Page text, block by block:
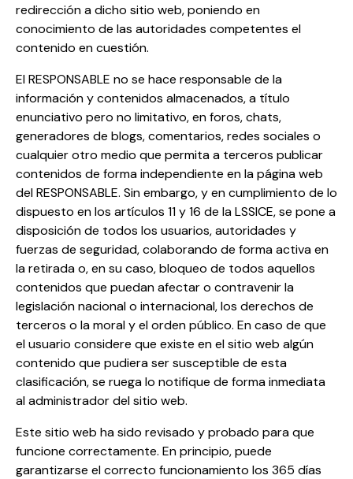
redirección a dicho sitio web, poniendo en
conocimiento de las autoridades competentes el
contenido en cuestión.
El RESPONSABLE no se hace responsable de la
información y contenidos almacenados, a título
enunciativo pero no limitativo, en foros, chats,
generadores de blogs, comentarios, redes sociales o
cualquier otro medio que permita a terceros publicar
contenidos de forma independiente en la página web
del RESPONSABLE. Sin embargo, y en cumplimiento de lo
dispuesto en los artículos 11 y 16 de la LSSICE, se pone a
disposición de todos los usuarios, autoridades y
fuerzas de seguridad, colaborando de forma activa en
la retirada o, en su caso, bloqueo de todos aquellos
contenidos que puedan afectar o contravenir la
legislación nacional o internacional, los derechos de
terceros o la moral y el orden público. En caso de que
el usuario considere que existe en el sitio web algún
contenido que pudiera ser susceptible de esta
clasificación, se ruega lo notifique de forma inmediata
al administrador del sitio web.
Este sitio web ha sido revisado y probado para que
funcione correctamente. En principio, puede
garantizarse el correcto funcionamiento los 365 días